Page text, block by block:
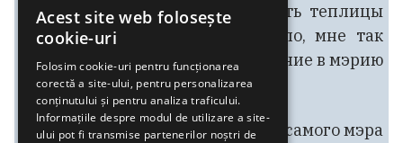
позволили ему зарегистрировать теплицы
на свое имя. «У меня не вышло, мне так
дали. А потом я написал обращение в мэрию
и сделал все заново».
Спасательный круг появился от самого мэра
Acest site web folosește
cookie-uri
Folosim cookie-uri pentru funcționarea
corectă a site-ului, pentru personalizarea
conținutului și pentru analiza traficului.
Informațiile despre modul de utilizare a site-
ului pot fi transmise partenerilor noștri de